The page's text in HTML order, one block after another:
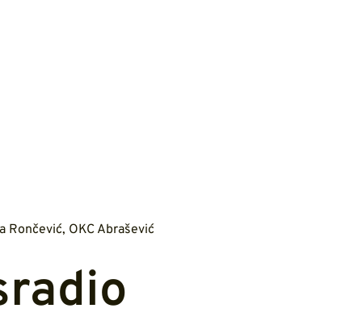
Rončević, OKC Abrašević